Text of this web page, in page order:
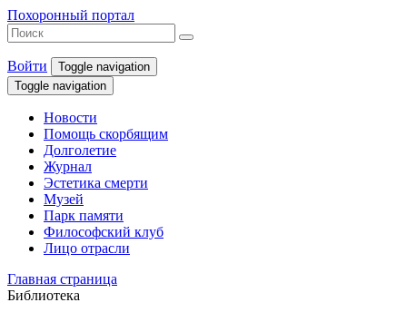
Похоронный портал
Войти
Toggle navigation
Toggle navigation
Новости
Помощь скорбящим
Долголетие
Журнал
Эстетика смерти
Музей
Парк памяти
Философский клуб
Лицо отрасли
Главная страница
Библиотека